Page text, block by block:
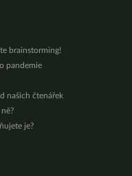
brainstorming!
pandemie
našich čtenářek
je?